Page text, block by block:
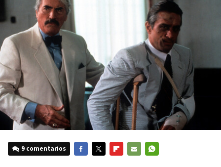
9 comentarios